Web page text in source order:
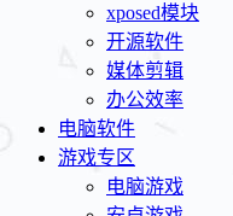
xposed模块
开源软件
媒体剪辑
办公效率
电脑软件
游戏专区
电脑游戏